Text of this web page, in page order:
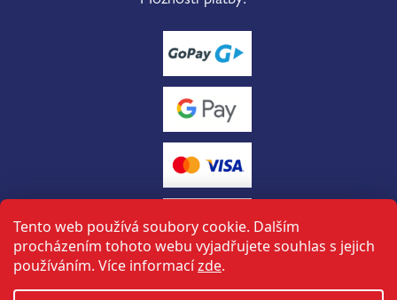
Tento web používá soubory cookie. Dalším
procházením tohoto webu vyjadřujete souhlas s jejich
používáním. Více informacízde.
Vytvořil Shoptet